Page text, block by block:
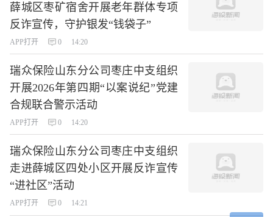
薛城区枣矿宿舍开展老年群体专项
反诈宣传，守护银发“钱袋子”
APP打开 0 14:20
瑞众保险山东分公司枣庄中支组织
开展2026年第四期“以案说纪”党建
合规联合警示活动
APP打开 0 14:20
瑞众保险山东分公司枣庄中支组织
走进薛城区四处小区开展反诈宣传
“进社区”活动
APP打开 0 14:21